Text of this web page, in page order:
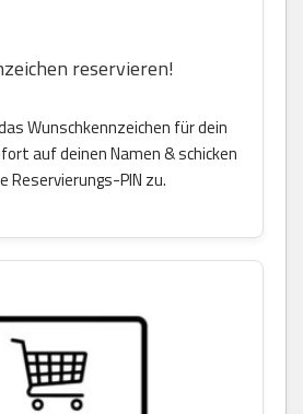
reservieren!
Wunschkennzeichen für dein
auf deinen Namen & schicken
Reservierungs-PIN zu.